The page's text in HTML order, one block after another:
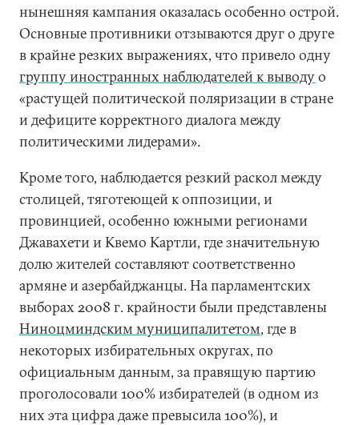
нынешняя кампания оказалась особенно острой.
Основные противники отзываются друг о друге
в крайне резких выражениях, что привело одну
группу иностранных наблюдателей к выводуо
«растущей политической поляризации в стране
и дефиците корректного диалога между
политическими лидерами».
Кроме того, наблюдается резкий раскол между
столицей, тяготеющей к оппозиции, и
провинцией, особенно южными регионами
Джавахети и Квемо Картли, где значительную
долю жителей составляют соответственно
армяне и азербайджанцы. На парламентских
выборах 2008 г. крайности были представлены
Ниноцминдским муниципалитетом, где в
некоторых избирательных округах, по
официальным данным, за правящую партию
проголосовали 100% избирателей (в одном из
них эта цифра даже превысила 100%), и